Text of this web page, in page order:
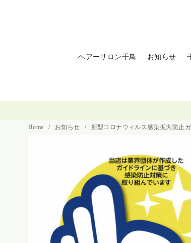
動
ヘアーサロン千鳥 お知らせ
Home お知らせ 新型コロナウィルス感染拡大防止